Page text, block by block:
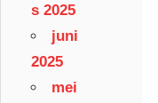
s 2025
juni
2025
mei